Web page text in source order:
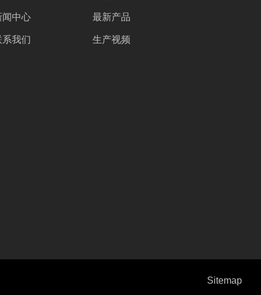
闻中心
系我们
最新产品
生产视频
Sitemap